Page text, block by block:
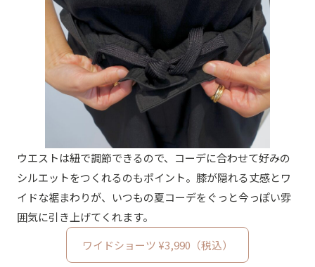
ウエストは紐で調節できるので、コーデに合わせて好みの
シルエットをつくれるのもポイント。膝が隠れる丈感とワ
イドな裾まわりが、いつもの夏コーデをぐっと今っぽい雰
囲気に引き上げてくれます。
ワイドショーツ ¥3,990（税込）